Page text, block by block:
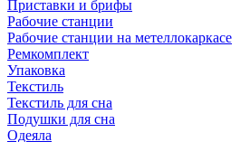
Приставки и брифы
Рабочие станции
Рабочие станции на метеллокаркасе
Ремкомплект
Упаковка
Текстиль
Текстиль для сна
Подушки для сна
Одеяла